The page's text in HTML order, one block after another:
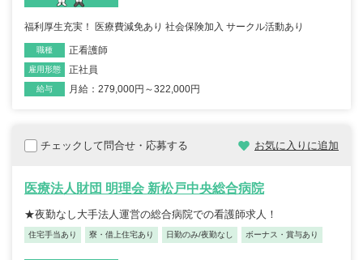
福利厚生充実！ 医療費減免あり 社会保険加入 サークル活動あり
職種 正看護師
雇用形態 正社員
給与 月給：279,000円～322,000円
チェックして問合せ・応募する お気に入りに追加
医療法人財団 明理会 新松戸中央総合病院
★夜勤なし大手法人運営の総合病院での看護師求人！
住宅手当あり 寮・借上住宅あり 日勤のみ/夜勤なし ボーナス・賞与あり